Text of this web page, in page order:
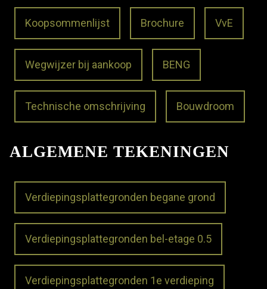
Koopsommenlijst Brochure VvE
Wegwijzer bij aankoop BENG
Technische omschrijving Bouwdroom
ALGEMENE TEKENINGEN
Verdiepingsplattegronden begane grond
Verdiepingsplattegronden bel-etage 0.5
Verdiepingsplattegronden 1e verdieping